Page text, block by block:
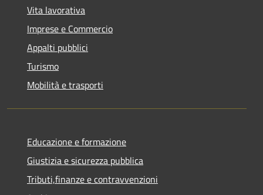
Vita lavorativa
Imprese e Commercio
Appalti pubblici
Turismo
Mobilità e trasporti
Educazione e formazione
Giustizia e sicurezza pubblica
Tributi,finanze e contravvenzioni